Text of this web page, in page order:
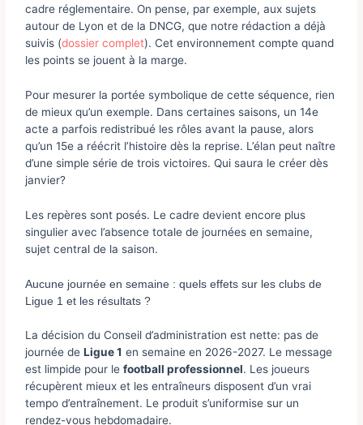
cadre réglementaire. On pense, par exemple, aux sujets
autour de Lyon et de la DNCG, que notre rédaction a déjà
suivis (dossier complet). Cet environnement compte quand
les points se jouent à la marge.
Pour mesurer la portée symbolique de cette séquence, rien
de mieux qu’un exemple. Dans certaines saisons, un 14e
acte a parfois redistribué les rôles avant la pause, alors
qu’un 15e a réécrit l’histoire dès la reprise. L’élan peut naître
d’une simple série de trois victoires. Qui saura le créer dès
janvier?
Les repères sont posés. Le cadre devient encore plus
singulier avec l’absence totale de journées en semaine,
sujet central de la saison.
Aucune journée en semaine : quels effets sur les clubs de
Ligue 1 et les résultats ?
La décision du Conseil d’administration est nette: pas de
journée deLigue 1 en semaine en 2026-2027. Le message
est limpide pour lefootball professionnel. Les joueurs
récupèrent mieux et les entraîneurs disposent d’un vrai
tempo d’entraînement. Le produit s’uniformise sur un
rendez-vous hebdomadaire.